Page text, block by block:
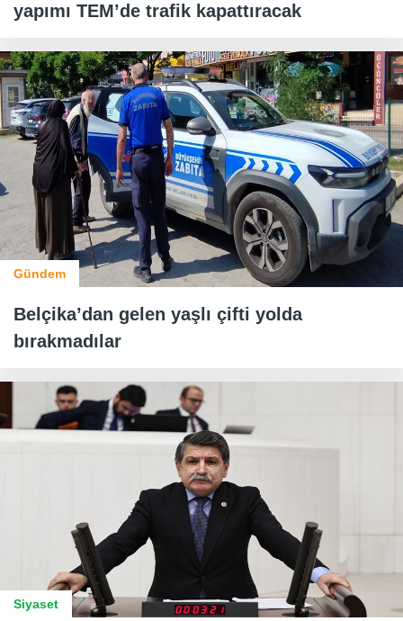
yapımı TEM’de trafik kapattıracak
Gündem
Belçika’dan gelen yaşlı çifti yolda
bırakmadılar
Siyaset